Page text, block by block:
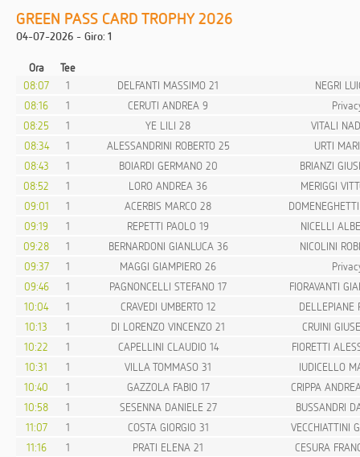
GREEN PASS CARD TROPHY 2026
04-07-2026 - Giro: 1
Ora
Tee
08:07
1 DELFANTI MASSIMO 21
NEGRI
08:16
1 CERUTI ANDREA 9
08:25
1 YE LILI 28
VITALI
08:34
1 ALESSANDRINI ROBERTO 25
URTI
08:43
1 BOIARDI GERMANO 20
BRIANZI
08:52
1 LORO ANDREA 36
MERIGGI
09:01
1 ACERBIS MARCO 28
09:19
1 REPETTI PAOLO 19
NICELLI
09:28
1 BERNARDONI GIANLUCA 36
NICOLINI
09:37
1 MAGGI GIAMPIERO 26
09:46
1 PAGNONCELLI STEFANO 17
FIORAVANTI
10:04
1 CRAVEDI UMBERTO 12
DELLEPIANE
10:13
1 DI LORENZO VINCENZO 21
CRUINI
10:22
1 CAPELLINI CLAUDIO 14
FIORETTI
10:31
1 VILLA TOMMASO 31
IUDICELLO
10:40
1 GAZZOLA FABIO 17
CRIPPA
10:58
1 SESENNA DANIELE 27
BUSSANDRI
11:07
1 COSTA GIORGIO 31
VECCHIATTINI
11:16
1 PRATI ELENA 21
CESURA